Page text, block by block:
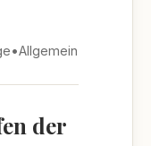
•Allgemein
der